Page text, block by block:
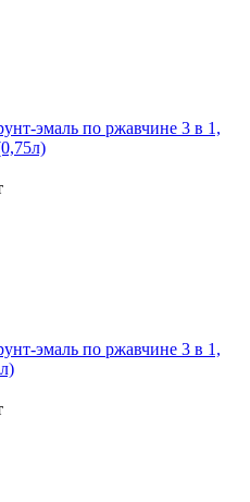
эмаль по ржавчине 3 в 1,
эмаль по ржавчине 3 в 1,